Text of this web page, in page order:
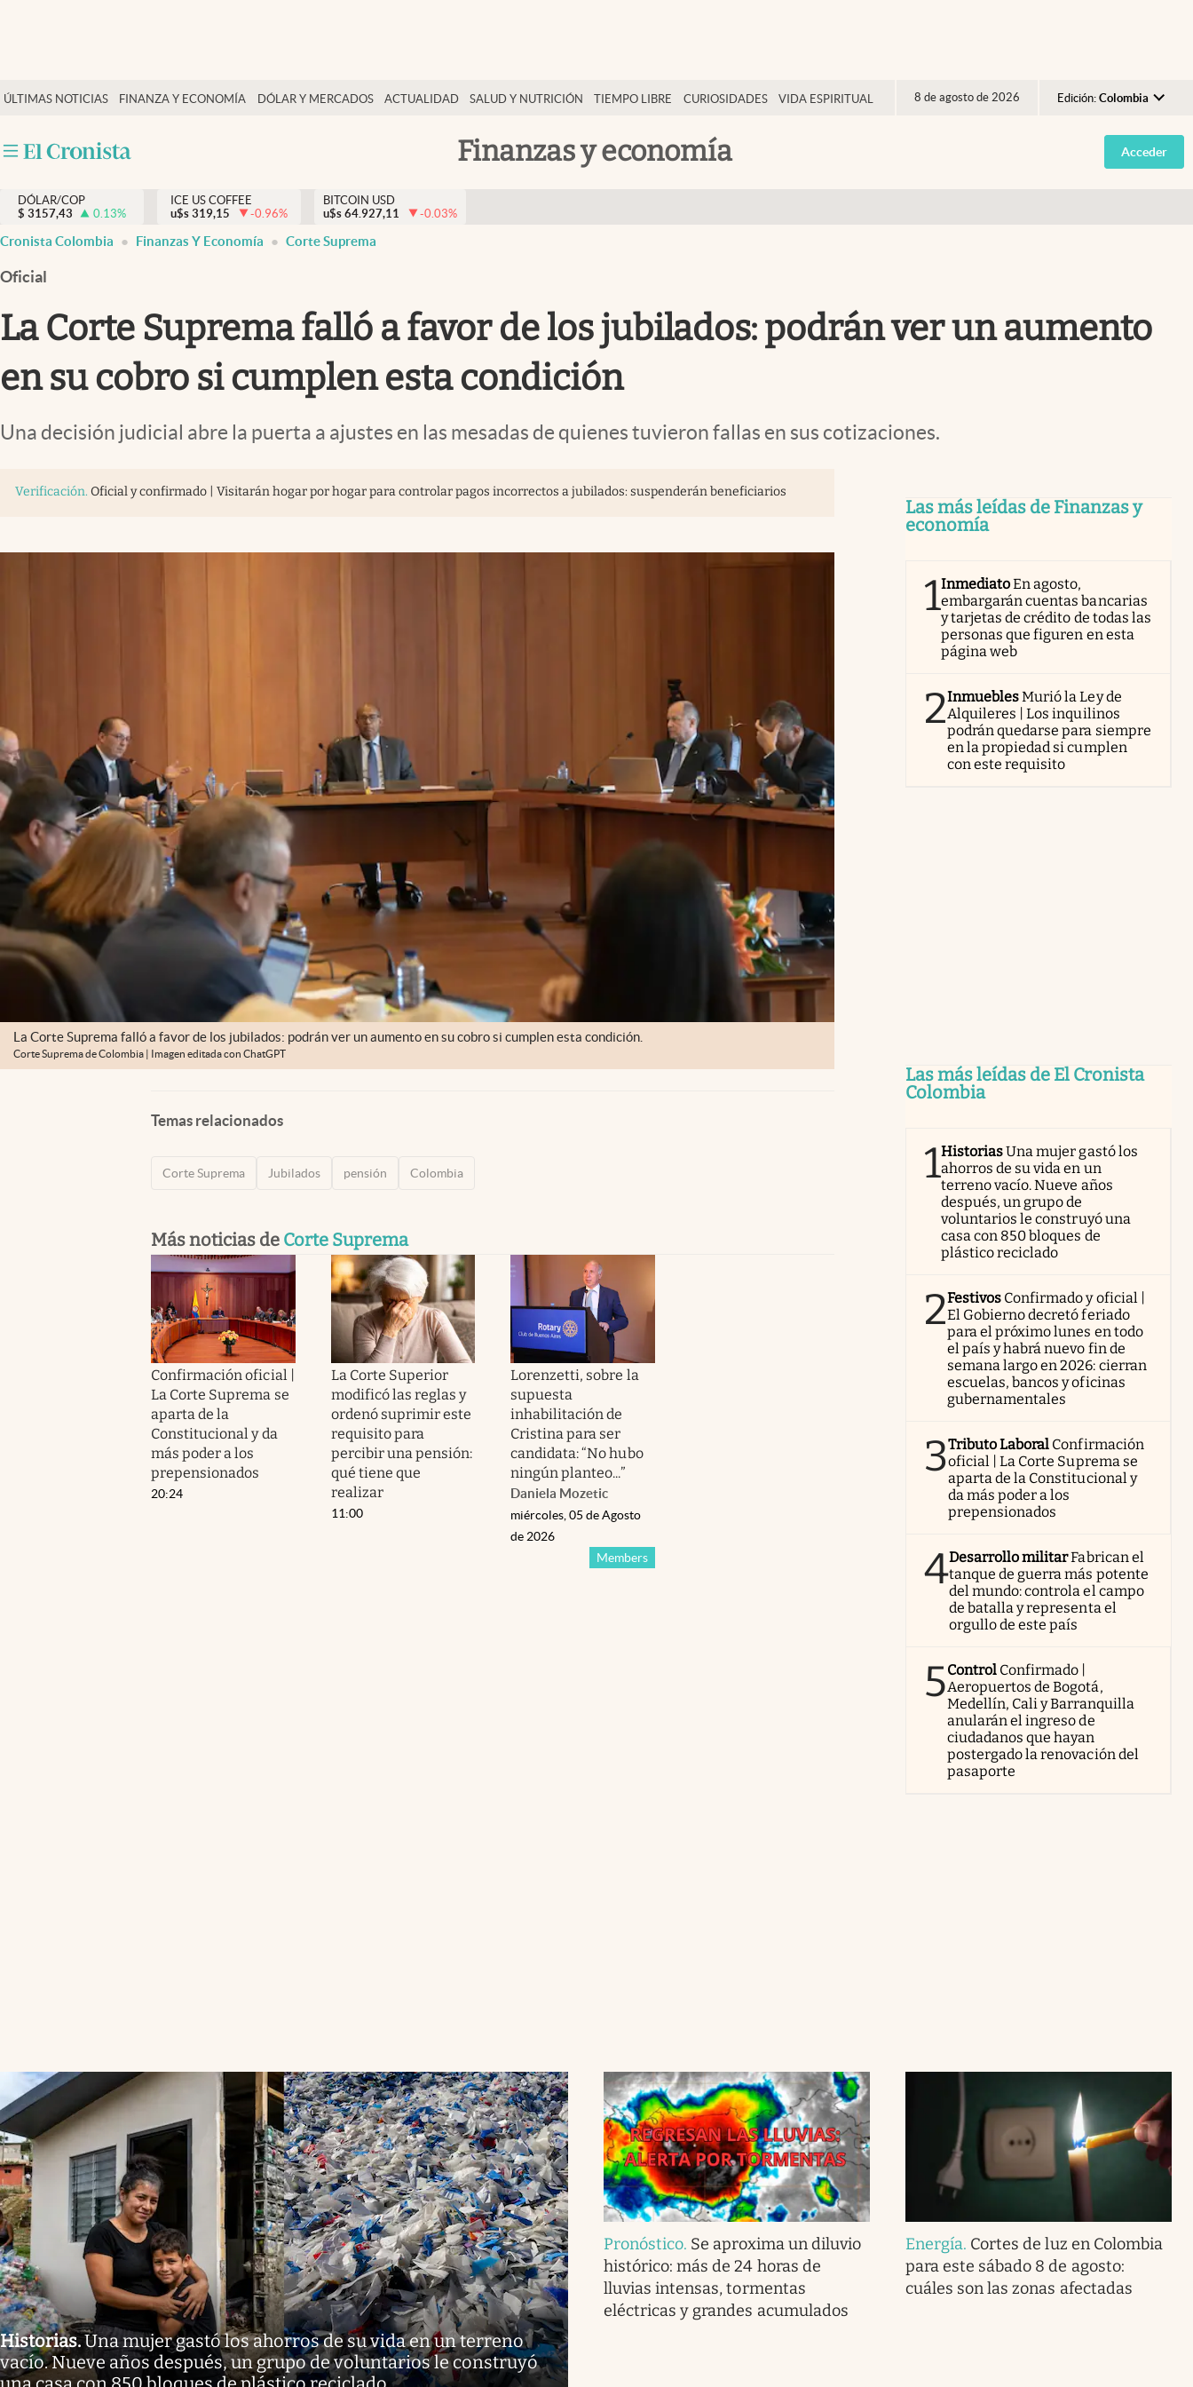
ÚLTIMAS NOTICIAS FINANZA Y ECONOMÍA DÓLAR Y MERCADOS ACTUALIDAD SALUD Y NUTRICIÓN TIEMPO LIBRE CURIOSIDADES VIDA ESPIRITUAL 8 de agosto de 2026 Edición: Colombia
Argentina
España
Finanzas y economía
Salud y nutrición
Tiempo libre
Dólar y mercados
Curiosidades
Acceder
DÓLAR/COP
$ 3157,43 0.13%
ICE US COFFEE
u$s 319,15 -0.96%
BITCOIN USD
u$s 64.927,11 -0.03%
Cronista Colombia Finanzas Y Economía Corte Suprema
Oficial
La Corte Suprema falló a favor de los jubilados: podrán ver un aumento
en su cobro si cumplen esta condición
Una decisión judicial abre la puerta a ajustes en las mesadas de quienes tuvieron fallas en sus cotizaciones.
Verificación. Oficial y confirmado | Visitarán hogar por hogar para controlar pagos incorrectos a jubilados: suspenderán beneficiarios
La Corte Suprema falló a favor de los jubilados: podrán ver un aumento en su cobro si cumplen esta condición.
Corte Suprema de Colombia | Imagen editada con ChatGPT
Temas relacionados
Corte Suprema Jubilados pensión Colombia
Más noticias de Corte Suprema
Confirmación oficial |
La Corte Suprema se
aparta de la
Constitucional y da
más poder a los
prepensionados
20:24
La Corte Superior
modificó las reglas y
ordenó suprimir este
requisito para
percibir una pensión:
qué tiene que
realizar
11:00
Lorenzetti, sobre la
supuesta
inhabilitación de
Cristina para ser
candidata: “No hubo
ningún planteo...”
Daniela Mozetic
Members
miércoles, 05 de Agosto
de 2026
Las más leídas de Finanzas y
economía
1InmediatoEn agosto,
embargarán cuentas bancarias
y tarjetas de crédito de todas las
personas que figuren en esta
página web
2InmueblesMurió la Ley de
Alquileres | Los inquilinos
podrán quedarse para siempre
en la propiedad si cumplen
con este requisito
Las más leídas de El Cronista
Colombia
1HistoriasUna mujer gastó los
ahorros de su vida en un
terreno vacío. Nueve años
después, un grupo de
voluntarios le construyó una
casa con 850 bloques de
plástico reciclado
2Festivos Confirmado y oficial |
El Gobierno decretó feriado
para el próximo lunes en todo
el país y habrá nuevo fin de
semana largo en 2026: cierran
escuelas, bancos y oficinas
gubernamentales
3Tributo Laboral Confirmación
oficial | La Corte Suprema se
aparta de la Constitucional y
da más poder a los
prepensionados
4Desarrollo militarFabrican el
tanque de guerra más potente
del mundo: controla el campo
de batalla y representa el
orgullo de este país
5Control Confirmado |
Aeropuertos de Bogotá,
Medellín, Cali y Barranquilla
anularán el ingreso de
ciudadanos que hayan
postergado la renovación del
pasaporte
Historias.Una mujer gastó los ahorros de su vida en un terreno
vacío. Nueve años después, un grupo de voluntarios le construyó
Pronóstico. Se aproxima un diluvio
histórico: más de 24 horas de
lluvias intensas, tormentas
eléctricas y grandes acumulados
Energía. Cortes de luz en Colombia
para este sábado 8 de agosto:
cuáles son las zonas afectadas